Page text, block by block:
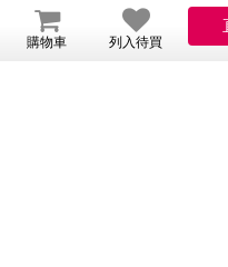
購物車 列入待買